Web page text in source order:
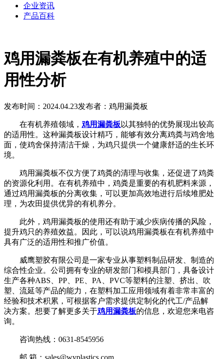
企业资讯
产品百科
鸡用漏粪板在有机养殖中的适
用性分析
发布时间：2024.04.23发布者：鸡用漏粪板
在有机养殖领域， 鸡用漏粪板 以其独特的优势展现出较高
的适用性。这种漏粪板设计精巧，能够有效分离鸡粪与鸡舍地
面，使鸡舍保持清洁干燥，为鸡只提供一个健康舒适的生长环
境。
鸡用漏粪板不仅方便了鸡粪的清理与收集，还促进了鸡粪
的资源化利用。在有机养殖中，鸡粪是重要的有机肥料来源，
通过鸡用漏粪板的分离收集，可以更加高效地进行后续堆肥处
理，为农田提供优异的有机养分。
此外，鸡用漏粪板的使用还有助于减少疾病传播的风险，
提升鸡只的养殖效益。因此，可以说鸡用漏粪板在有机养殖中
具有广泛的适用性和推广价值。
威鹰塑胶有限公司是一家专业从事塑料制品研发、制造的
综合性企业。公司拥有专业的研发部门和模具部门，具备设计
生产各种ABS、PP、PE、PA、PVC等塑料的注塑、挤出、吹
塑、流延等产品的能力，在塑料加工应用领域有着非常丰富的
经验和技术积累，可根据客户需求提供定制化的代工/产品解
决方案。想要了解更多关于鸡用漏粪板的信息，欢迎您来电咨
询。
咨询热线：0631-8545956
邮 箱：sales@wyplastics.com